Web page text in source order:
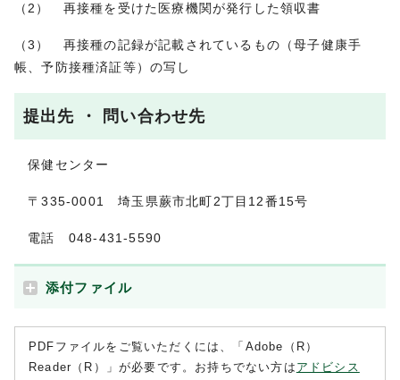
（2） 再接種を受けた医療機関が発行した領収書
（3） 再接種の記録が記載されているもの（母子健康手
帳、予防接種済証等）の写し
提出先 ・ 問い合わせ先
保健センター
〒335-0001 埼玉県蕨市北町2丁目12番15号
電話 048-431-5590
添付ファイル
PDFファイルをご覧いただくには、「Adobe（R）
Reader（R）」が必要です。お持ちでない方は アドビシス